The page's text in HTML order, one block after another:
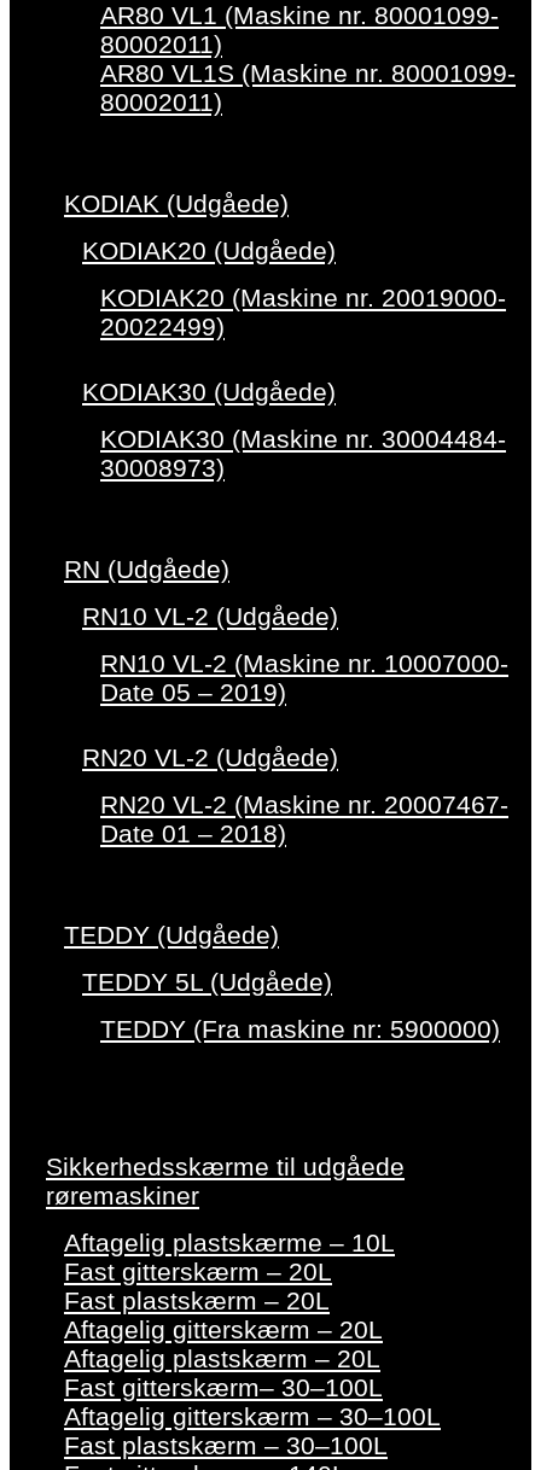
AR80 VL1 (Maskine nr. 80001099-
80002011)
AR80 VL1S (Maskine nr. 80001099-
80002011)
KODIAK (Udgåede)
KODIAK20 (Udgåede)
KODIAK20 (Maskine nr. 20019000-
20022499)
KODIAK30 (Udgåede)
KODIAK30 (Maskine nr. 30004484-
30008973)
RN (Udgåede)
RN10 VL-2 (Udgåede)
RN10 VL-2 (Maskine nr. 10007000-
Date 05 – 2019)
RN20 VL-2 (Udgåede)
RN20 VL-2 (Maskine nr. 20007467-
Date 01 – 2018)
TEDDY (Udgåede)
TEDDY 5L (Udgåede)
TEDDY (Fra maskine nr: 5900000)
Sikkerhedsskærme til udgåede
røremaskiner
Aftagelig plastskærme – 10L
Fast gitterskærm – 20L
Fast plastskærm – 20L
Aftagelig gitterskærm – 20L
Aftagelig plastskærm – 20L
Fast gitterskærm– 30–100L
Aftagelig gitterskærm – 30–100L
Fast plastskærm – 30–100L